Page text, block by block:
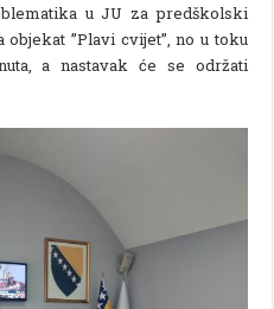
u JU za predškolski
”Plavi cvijet”, no u toku
a nastavak će se održati